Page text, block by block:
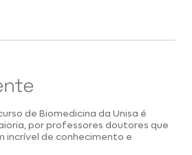
UNIFESP. Além disso, foi
Aparecida Marques Pimenta
em cursos de Biomedicina,
Medicina e Nutrição. Também
desde 2015.
de Biomedicina da Unisa é
por professores doutores que
incrível de conhecimento e